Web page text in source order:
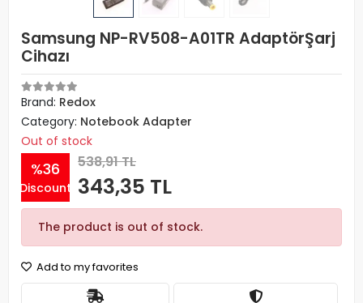
Samsung NP-RV508-A01TR AdaptörŞarj
Cihazı
Brand: Redox
Category: Notebook Adapter
Out of stock
%36
Discount
538,91 TL
343,35 TL
The product is out of stock.
Add to my favorites